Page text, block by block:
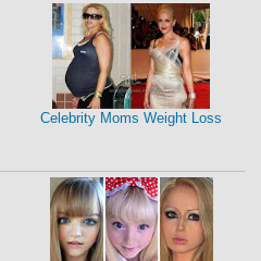
Celebrity Moms Weight Loss